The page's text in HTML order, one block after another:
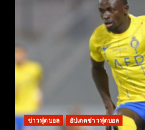
ข่าวฟุตบอล อัปเดตข่าวฟุตบอล